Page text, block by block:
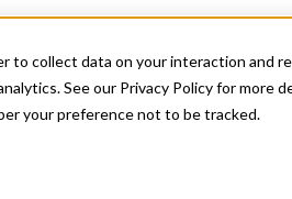
collect data on your interaction and
See our Privacy Policy for more
your preference not to be tracked.